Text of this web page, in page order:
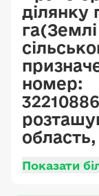
га(Землі
номер:
Показати